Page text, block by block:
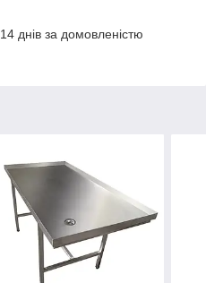
днів за домовленістю